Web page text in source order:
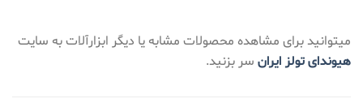
میتوانید برای مشاهده محصولات مشابه یا دیگر ابزارآلات به سایت
هیوندای تولز ایران سر بزنید.